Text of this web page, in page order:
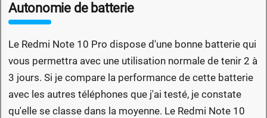
Autonomie de batterie
Le Redmi Note 10 Pro dispose d'une bonne batterie qui
vous permettra avec une utilisation normale de tenir 2 à
3 jours. Si je compare la performance de cette batterie
avec les autres téléphones que j'ai testé, je constate
qu'elle se classe dans la moyenne. Le Redmi Note 10